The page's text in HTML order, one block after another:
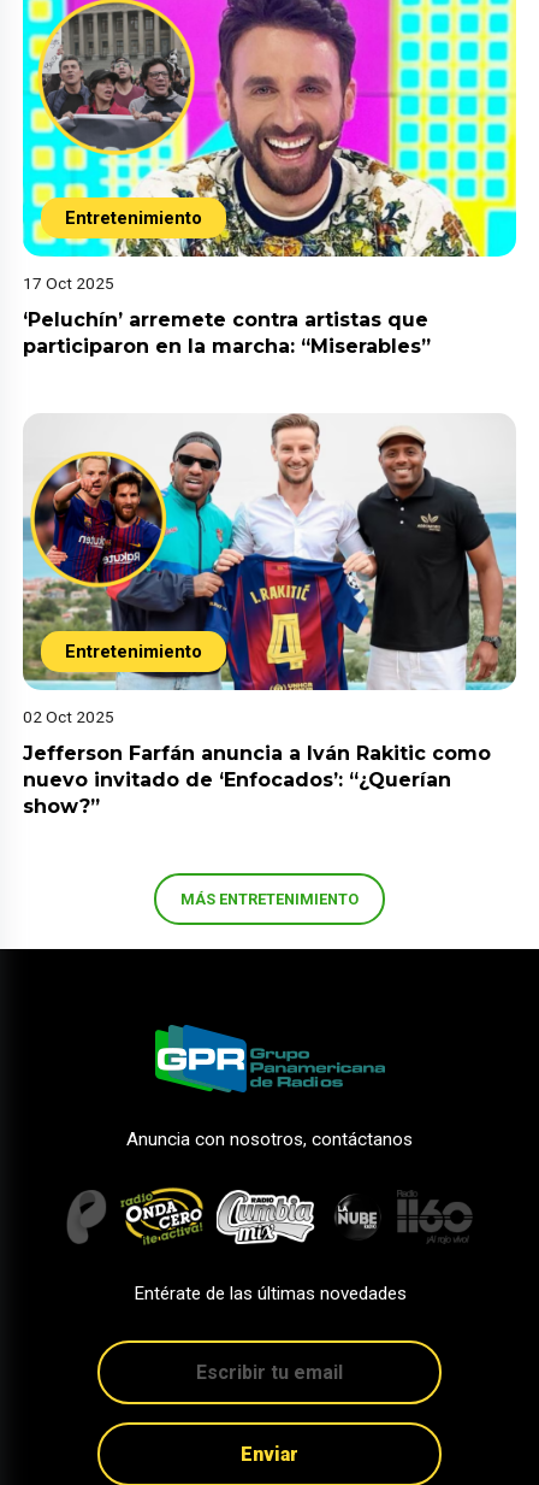
Entretenimiento
17 Oct 2025
‘Peluchín’ arremete contra artistas que
participaron en la marcha: “Miserables”
Entretenimiento
02 Oct 2025
Jefferson Farfán anuncia a Iván Rakitic como
nuevo invitado de ‘Enfocados’: “¿Querían
show?”
MÁS ENTRETENIMIENTO
Anuncia con nosotros, contáctanos
Entérate de las últimas novedades
Enviar